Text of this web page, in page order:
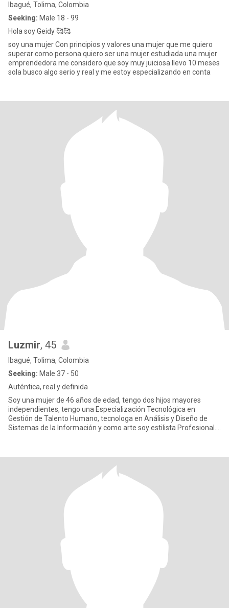
Ibagué, Tolima, Colombia
Seeking: Male 18 - 99
Hola soy Geidy 🥰🥰
soy una mujer Con principios y valores una mujer que me quiero
superar como persona quiero ser una mujer estudiada una mujer
emprendedora me considero que soy muy juiciosa llevo 10 meses
sola busco algo serio y real y me estoy especializando en conta
Luzmir, 45
Ibagué, Tolima, Colombia
Seeking: Male 37 - 50
Auténtica, real y definida
Soy una mujer de 46 años de edad, tengo dos hijos mayores
independientes, tengo una Especialización Tecnológica en
Gestión de Talento Humano, tecnologa en Análisis y Diseño de
Sistemas de la Información y como arte soy estilista Profesional.